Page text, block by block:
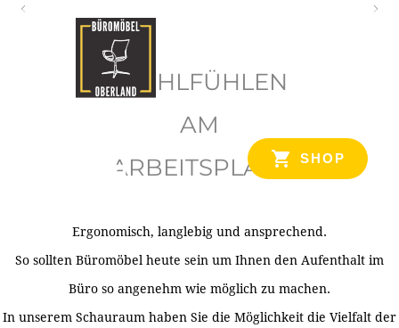
SHOP
WOHLFÜHLEN
AM
ARBEITSPLATZ
Ergonomisch, langlebig und ansprechend.
So sollten Büromöbel heute sein um Ihnen den Aufenthalt im
Büro so angenehm wie möglich zu machen.
In unserem Schauraum haben Sie die Möglichkeit die Vielfalt der